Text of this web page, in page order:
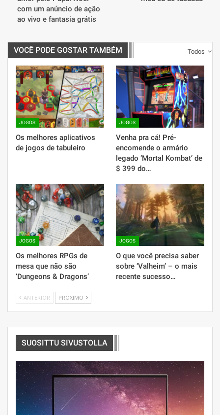
com um anúncio de ação
ao vivo e fantasia grátis
Todos
VOCÊ PODE GOSTAR TAMBÉM
JOGOS
Os melhores aplicativos
de jogos de tabuleiro
JOGOS
Venha pra cá! Pré-
encomende o armário
legado ‘Mortal Kombat’ de
$ 399 do…
JOGOS
Os melhores RPGs de
mesa que não são
‘Dungeons & Dragons’
JOGOS
O que você precisa saber
sobre ‘Valheim’ – o mais
recente sucesso…
ANTERIOR PRÓXIMO
SUOSITTU SIVUSTOLLA